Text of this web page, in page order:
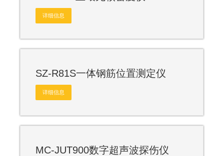
详细信息
SZ-R81S一体钢筋位置测定仪
详细信息
MC-JUT900数字超声波探伤仪